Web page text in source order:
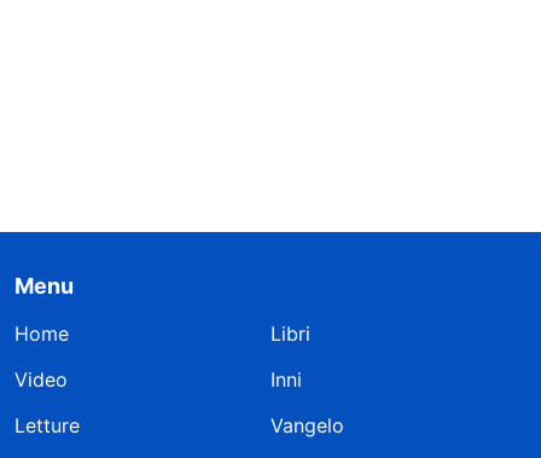
Menu
Home
Libri
Video
Inni
Letture
Vangelo